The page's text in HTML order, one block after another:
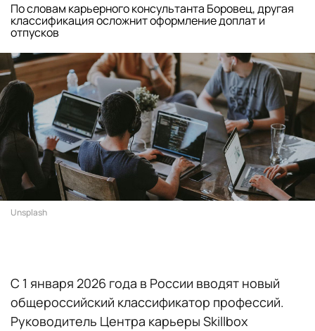
По словам карьерного консультанта Боровец, другая
классификация осложнит оформление доплат и
отпусков
Unsplash
С 1 января 2026 года в России вводят новый
общероссийский классификатор профессий.
Руководитель Центра карьеры Skillbox